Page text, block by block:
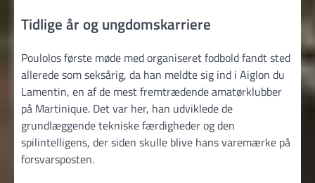
Tidlige år og ungdomskarriere
Poulolos første møde med organiseret fodbold fandt sted
allerede som seksårig, da han meldte sig ind i Aiglon du
Lamentin, en af de mest fremtrædende amatørklubber
på Martinique. Det var her, han udviklede de
grundlæggende tekniske færdigheder og den
spilintelligens, der siden skulle blive hans varemærke på
forsvarsposten.